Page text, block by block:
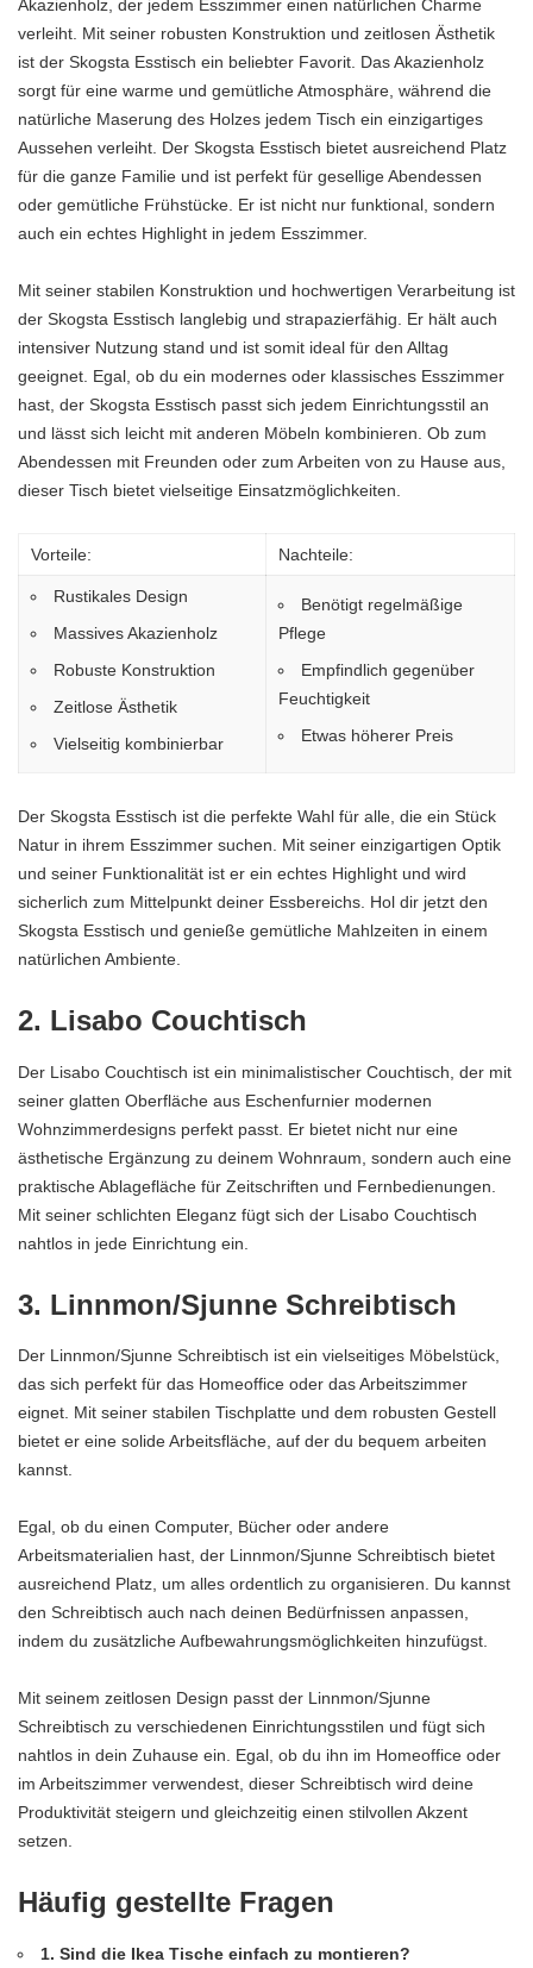
Akazienholz, der jedem Esszimmer einen natürlichen Charme
verleiht. Mit seiner robusten Konstruktion und zeitlosen Ästhetik
ist der Skogsta Esstisch ein beliebter Favorit. Das Akazienholz
sorgt für eine warme und gemütliche Atmosphäre, während die
natürliche Maserung des Holzes jedem Tisch ein einzigartiges
Aussehen verleiht. Der Skogsta Esstisch bietet ausreichend Platz
für die ganze Familie und ist perfekt für gesellige Abendessen
oder gemütliche Frühstücke. Er ist nicht nur funktional, sondern
auch ein echtes Highlight in jedem Esszimmer.
Mit seiner stabilen Konstruktion und hochwertigen Verarbeitung ist
der Skogsta Esstisch langlebig und strapazierfähig. Er hält auch
intensiver Nutzung stand und ist somit ideal für den Alltag
geeignet. Egal, ob du ein modernes oder klassisches Esszimmer
hast, der Skogsta Esstisch passt sich jedem Einrichtungsstil an
und lässt sich leicht mit anderen Möbeln kombinieren. Ob zum
Abendessen mit Freunden oder zum Arbeiten von zu Hause aus,
dieser Tisch bietet vielseitige Einsatzmöglichkeiten.
Vorteile: Nachteile:
Rustikales Design
Massives Akazienholz
Robuste Konstruktion
Zeitlose Ästhetik
Vielseitig kombinierbar
Benötigt regelmäßige
Pflege
Empfindlich gegenüber
Feuchtigkeit
Etwas höherer Preis
Der Skogsta Esstisch ist die perfekte Wahl für alle, die ein Stück
Natur in ihrem Esszimmer suchen. Mit seiner einzigartigen Optik
und seiner Funktionalität ist er ein echtes Highlight und wird
sicherlich zum Mittelpunkt deiner Essbereichs. Hol dir jetzt den
Skogsta Esstisch und genieße gemütliche Mahlzeiten in einem
natürlichen Ambiente.
2. Lisabo Couchtisch
Der Lisabo Couchtisch ist ein minimalistischer Couchtisch, der mit
seiner glatten Oberfläche aus Eschenfurnier modernen
Wohnzimmerdesigns perfekt passt. Er bietet nicht nur eine
ästhetische Ergänzung zu deinem Wohnraum, sondern auch eine
praktische Ablagefläche für Zeitschriften und Fernbedienungen.
Mit seiner schlichten Eleganz fügt sich der Lisabo Couchtisch
nahtlos in jede Einrichtung ein.
3. Linnmon/Sjunne Schreibtisch
Der Linnmon/Sjunne Schreibtisch ist ein vielseitiges Möbelstück,
das sich perfekt für das Homeoffice oder das Arbeitszimmer
eignet. Mit seiner stabilen Tischplatte und dem robusten Gestell
bietet er eine solide Arbeitsfläche, auf der du bequem arbeiten
kannst.
Egal, ob du einen Computer, Bücher oder andere
Arbeitsmaterialien hast, der Linnmon/Sjunne Schreibtisch bietet
ausreichend Platz, um alles ordentlich zu organisieren. Du kannst
den Schreibtisch auch nach deinen Bedürfnissen anpassen,
indem du zusätzliche Aufbewahrungsmöglichkeiten hinzufügst.
Mit seinem zeitlosen Design passt der Linnmon/Sjunne
Schreibtisch zu verschiedenen Einrichtungsstilen und fügt sich
nahtlos in dein Zuhause ein. Egal, ob du ihn im Homeoffice oder
im Arbeitszimmer verwendest, dieser Schreibtisch wird deine
Produktivität steigern und gleichzeitig einen stilvollen Akzent
setzen.
Häufig gestellte Fragen
1. Sind die Ikea Tische einfach zu montieren?